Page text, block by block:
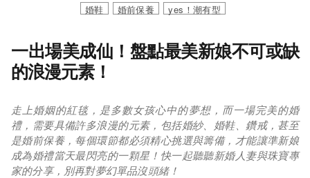
婚鞋
婚前保養 yes！潮有型
一出場美成仙！盤點最美新娘不可或缺
的浪漫元素！
走上婚姻的紅毯，是多數女孩心中的夢想，而一場完美的婚
禮，需要具備許多浪漫的元素，包括婚紗、婚鞋、鑽戒，甚至
是婚前保養，每個環節都必須精心挑選與籌備，才能讓準新娘
成為婚禮當天最閃亮的一顆星！快一起聽聽新婚人妻與珠寶專
家的分享，別再對夢幻單品沒頭緒！